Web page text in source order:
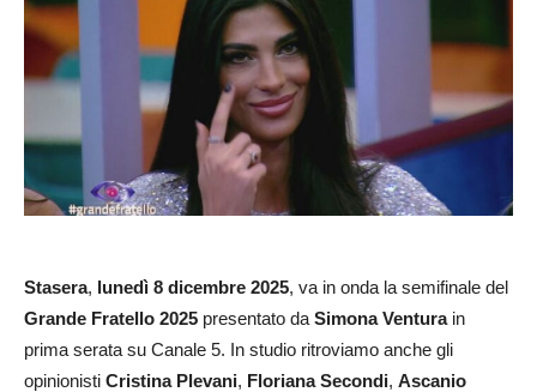
Stasera, lunedì 8 dicembre 2025, va in onda la semifinale del
Grande Fratello 2025 presentato da Simona Ventura in
prima serata su Canale 5. In studio ritroviamo anche gli
opinionisti Cristina Plevani, Floriana Secondi, Ascanio